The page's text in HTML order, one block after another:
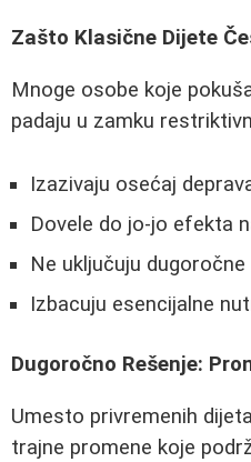
Zašto Klasične Dijete
Mnoge osobe koje
padaju u zamku
Izazivaju osećaj
Dovele do jo-jo efekta
Ne uključuju
Izbacuju esencijalne
Dugoročno Rešenje:
Umesto privremenih
trajne promene koje